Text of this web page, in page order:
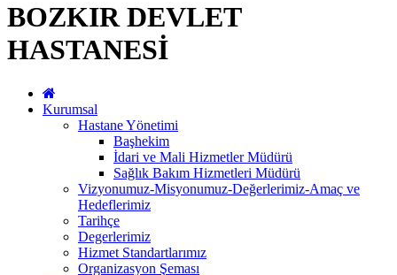
BOZKIR DEVLET
HASTANESİ
Kurumsal
Hastane Yönetimi
Başhekim
İdari ve Mali Hizmetler Müdürü
Sağlık Bakım Hizmetleri Müdürü
Vizyonumuz-Misyonumuz-Değerlerimiz-Amaç ve
Hedeflerimiz
Tarihçe
Degerlerimiz
Hizmet Standartlarımız
Organizasyon Şeması